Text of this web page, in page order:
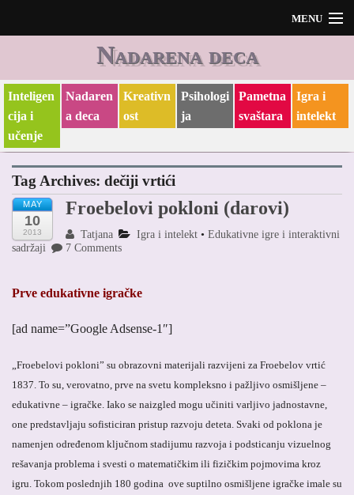
MENU
O meni i O blogu
Nadarena deca
Inteligen
cija i
učenje
Nadaren
a deca
Kreativn
ost
Psihologi
ja
Pametna
svaštara
Igra i
intelekt
Tag Archives: dečiji vrtići
MAY
10
2013
Froebelovi pokloni (darovi)
Tatjana Igra i intelekt •Edukativne igre i interaktivni
sadržaji
7 Comments
Prve edukativne igračke
[ad name=”Google Adsense-1″]
„Froebelovi pokloni” su obrazovni materijali razvijeni za Froebelov vrtić
1837. To su, verovatno, prve na svetu kompleksno i pažljivo osmišljene –
edukativne – igračke. Iako se naizgled mogu učiniti varljivo jadnostavne,
one predstavljaju sofisticiran pristup razvoju deteta. Svaki od poklona je
namenjen određenom ključnom stadijumu razvoja i podsticanju vizuelnog
rešavanja problema i svesti o matematičkim ili fizičkim pojmovima kroz
igru. Tokom poslednjih 180 godina ove suptilno osmišljene igračke imale su